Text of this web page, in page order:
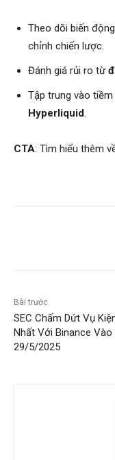
Theo dõi biến động
chỉnh chiến lược.
Đánh giá rủi ro từ
Tập trung vào tiềm
Hyperliquid.
CTA: Tìm hiểu thêm
Bài trước
SEC Chấm Dứt Vụ
Nhất Với Binance Vào
29/5/2025